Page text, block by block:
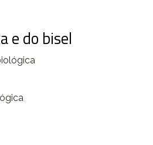
e do bisel